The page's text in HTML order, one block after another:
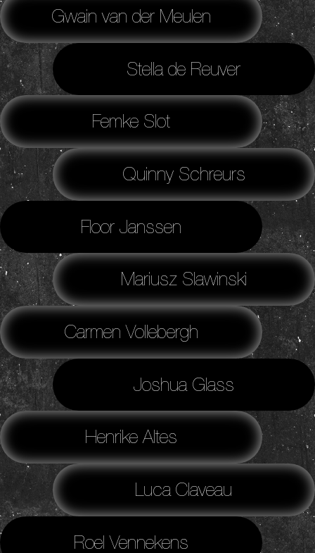
Gwain van der Meulen
Stella de Reuver
Femke Slot
Quinny Schreurs
Floor Janssen
Mariusz Slawinski
Carmen Vollebergh
Joshua Glass
Henrike Altes
Luca Claveau
Roel Vennekens